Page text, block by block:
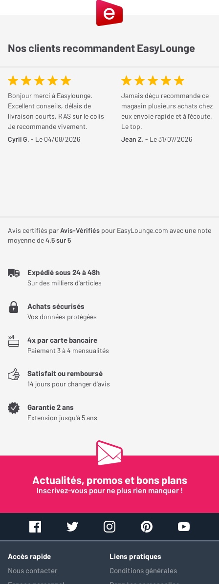
Nos clients recommandent EasyLounge
Bonjour merci à Easylounge.
Excellent conseils, délais de
livraison courts, RAS sur le colis
Je recommande vivement.
Cyril G. - Le 04/08/2026
Jamais déçu recommande ce
magasin plusieurs achats chez
eux envoie rapide et à l'écoute.
Le top.
Jean Z. - Le 31/07/2026
Avis certifiés parAvis-Vérifiés pour EasyLounge.com avec une note
moyenne de4.5sur 5
Expédié sous 24 à 48h
Sur des milliers d'articles
Achats sécurisés
Vos données protégées
4x par carte bancaire
Paiement 3 à 4 mensualités
Satisfait ou remboursé
14 jours pour changer d'avis
Garantie 2 ans
Extension jusqu'à 5 ans
Actualités, promos et bons plans
Inscrivez-vous pour ne plus rien manquer !
Accès rapide
Nous contacter
Liens pratiques
Conditions générales